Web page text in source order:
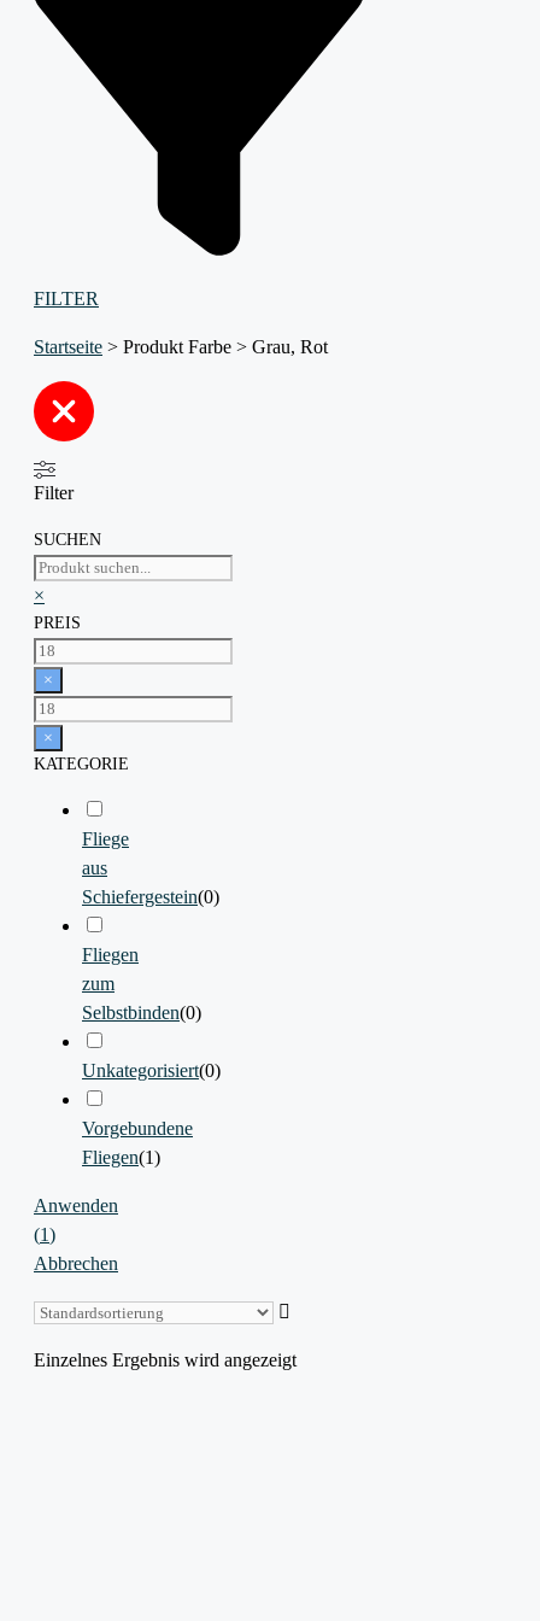
FILTER
Startseite > Produkt Farbe > Grau, Rot
Filter
SUCHEN
Suchen
×
PREIS
×
×
KATEGORIE
Fliege
aus
Schiefergestein(0)
Fliegen
zum
Selbstbinden(0)
Unkategorisiert(0)
Vorgebundene
Fliegen(1)
Anwenden
(1)
Abbrechen
Einzelnes Ergebnis wird angezeigt